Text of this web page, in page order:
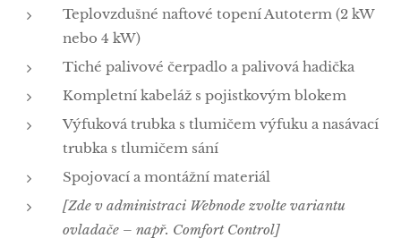
Teplovzdušné naftové topení Autoterm (2 kW
nebo 4 kW)
Tiché palivové čerpadlo a palivová hadička
Kompletní kabeláž s pojistkovým blokem
Výfuková trubka s tlumičem výfuku a nasávací
trubka s tlumičem sání
Spojovací a montážní materiál
[Zde v administraci Webnode zvolte variantu
ovladače – např. Comfort Control]